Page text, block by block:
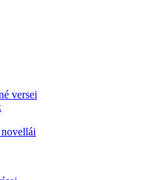
versei